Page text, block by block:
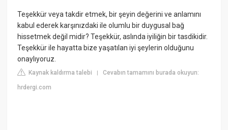
Teşekkür veya takdir etmek, bir şeyin değerini ve anlamını
kabul ederek karşınızdaki ile olumlu bir duygusal bağ
hissetmek değil midir? Teşekkür, aslında iyiliğin bir tasdikidir.
Teşekkür ile hayatta bize yaşatılan iyi şeylerin olduğunu
onaylıyoruz.
Kaynak kaldırma talebi |Cevabın tamamını burada okuyun:
hrdergi.com